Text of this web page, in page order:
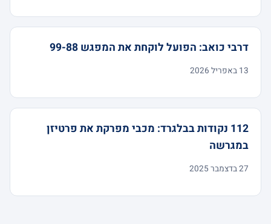
דרבי כואב: הפועל לוקחת את המפגש 99-88
13 באפריל 2026
112 נקודות בבלגרד: מכבי מפרקת את פרטיזן
במגרשה
27 בדצמבר 2025